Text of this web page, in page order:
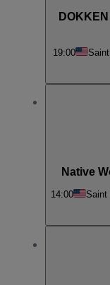
19:00
Native
14:00 Saint